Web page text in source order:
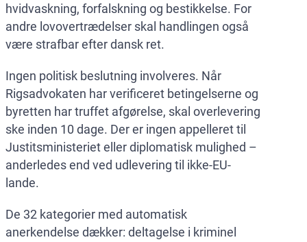
hvidvaskning, forfalskning og bestikkelse. For
andre lovovertrædelser skal handlingen også
være strafbar efter dansk ret.
Ingen politisk beslutning involveres. Når
Rigsadvokaten har verificeret betingelserne og
byretten har truffet afgørelse, skal overlevering
ske inden 10 dage. Der er ingen appelleret til
Justitsministeriet eller diplomatisk mulighed –
anderledes end ved udlevering til ikke-EU-
lande.
De 32 kategorier med automatisk
anerkendelse dækker: deltagelse i kriminel